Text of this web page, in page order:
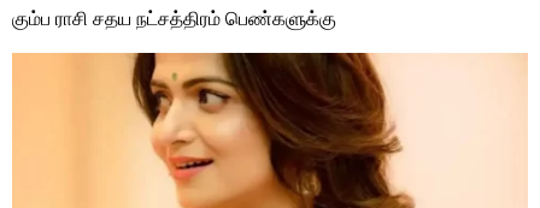
கும்ப ராசி சதய நட்சத்திரம் பெண்களுக்கு